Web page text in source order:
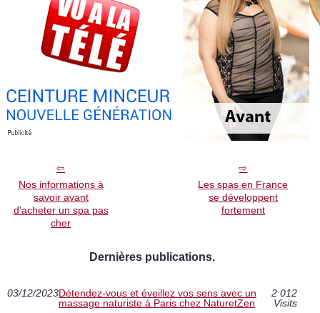
Nos informations à
savoir avant
d'acheter un spa pas
cher
Les spas en France
se développent
fortement
Dernières publications.
03/12/2023Détendez-vous et éveillez vos sens avec un
massage naturiste à Paris chez NaturetZen
2 012
Visits